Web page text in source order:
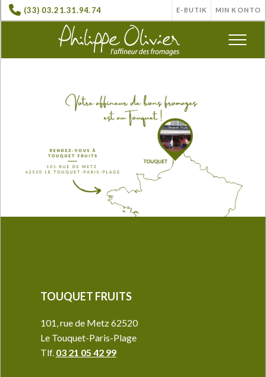
(33) 03.21.31.94.74 E-BUTIK MIN KONTO
TOUQUET FRUITS
101, rue de Metz 62520
Le Touquet-Paris-Plage
Tlf. 03 21 05 42 99